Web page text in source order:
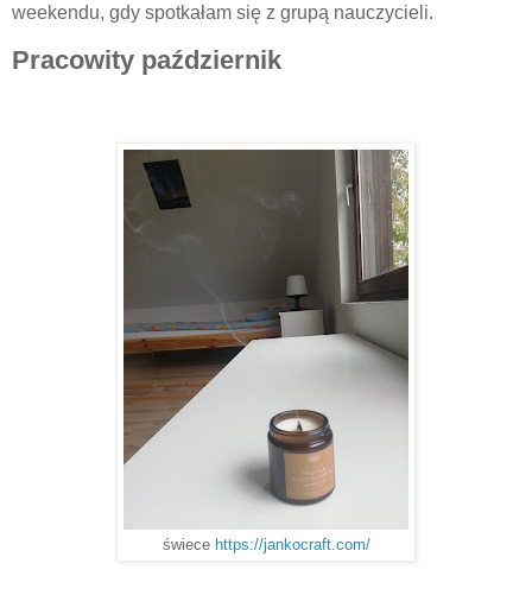
weekendu, gdy spotkałam się z grupą nauczycieli.
Pracowity październik
świece https://jankocraft.com/